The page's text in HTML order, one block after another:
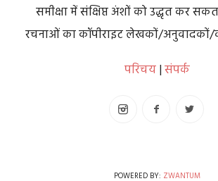
समीक्षा में संक्षिप्त अंशों को उद्धृत कर
रचनाओं का कॉपीराइट लेखकों/अनुवादकों/
परिचय|संपर्क
POWERED BY: ZWANTUM